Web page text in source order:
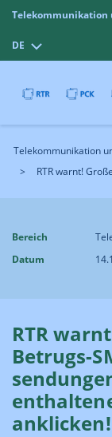
Telekommunikation
DE
Telekommunikation
RTR warnt!
Bereich
Datum
RTR
Betrugs-
anklicken!